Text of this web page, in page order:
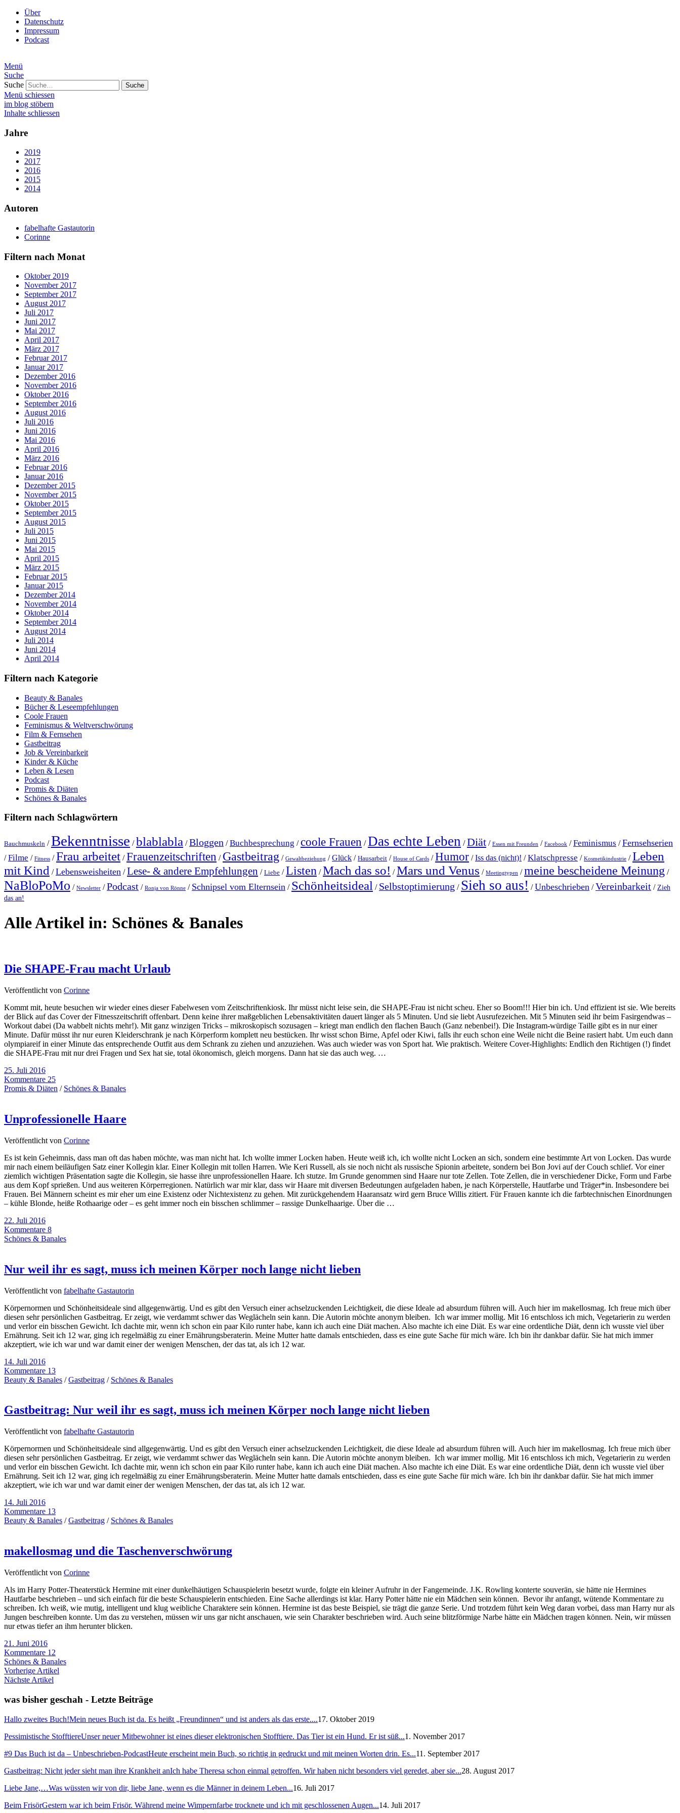
Über
Datenschutz
Impressum
Podcast
Menü
Suche
Suche
Menü schiessen
im blog stöbern
Inhalte schliessen
Jahre
2019
2017
2016
2015
2014
Autoren
fabelhafte Gastautorin
Corinne
Filtern nach Monat
Oktober 2019
November 2017
September 2017
August 2017
Juli 2017
Juni 2017
Mai 2017
April 2017
März 2017
Februar 2017
Januar 2017
Dezember 2016
November 2016
Oktober 2016
September 2016
August 2016
Juli 2016
Juni 2016
Mai 2016
April 2016
März 2016
Februar 2016
Januar 2016
Dezember 2015
November 2015
Oktober 2015
September 2015
August 2015
Juli 2015
Juni 2015
Mai 2015
April 2015
März 2015
Februar 2015
Januar 2015
Dezember 2014
November 2014
Oktober 2014
September 2014
August 2014
Juli 2014
Juni 2014
April 2014
Filtern nach Kategorie
Beauty & Banales
Bücher & Leseempfehlungen
Coole Frauen
Feminismus & Weltverschwörung
Film & Fernsehen
Gastbeitrag
Job & Vereinbarkeit
Kinder & Küche
Leben & Lesen
Podcast
Promis & Diäten
Schönes & Banales
Filtern nach Schlagwörtern
Bauchmuskeln /Bekenntnisse /blablabla /Bloggen /Buchbesprechung /coole Frauen /Das echte Leben /Diät / Essen mit Freunden / Facebook /Feminismus /Fernsehserien
/Filme / Fitness /Frau arbeitet /Frauenzeitschriften / Gastbeitrag / Gewaltbeziehung /Glück / Hausarbeit / House of Cards /Humor /Iss das (nicht)! /Klatschpresse / Kosmetikindustrie /Leben
mit Kind /Lebensweisheiten /Lese- & andere Empfehlungen / Liebe /Listen /Mach das so! /Mars und Venus / Meetingtypen /meine bescheidene Meinung /
NaBloPoMo / Newsletter /Podcast / Ronja von Rönne / Schnipsel vom Elternsein / Schönheitsideal / Selbstoptimierung / Sieh so aus! /Unbeschrieben /Vereinbarkeit / Zieh
das an!
Alle Artikel in: Schönes & Banales
Die SHAPE-Frau macht Urlaub
Veröffentlicht von Corinne
Kommt mit, heute besuchen wir wieder eines dieser Fabelwesen vom Zeitschriftenkiosk. Ihr müsst nicht leise sein, die SHAPE-Frau ist nicht scheu. Eher so Boom!!! Hier bin ich. Und effizient ist sie. Wie bereits
der Blick auf das Cover der Fitnesszeitschrift offenbart. Denn keine ihrer maßgeblichen Lebensaktivitäten dauert länger als 5 Minuten. Und sie liebt Ausrufezeichen. Mit 5 Minuten seid ihr beim Fasirgendwas –
Workout dabei (Da wabbelt nichts mehr!). Mit ganz winzigen Tricks – mikroskopisch sozusagen – kriegt man endlich den flachen Bauch (Ganz nebenbei!). Die Instagram-würdige Taille gibt es in nur einer
Minute. Dafür müsst ihr nur euren Kleiderschrank je nach Körperform komplett neu bestücken. Ihr wisst schon Birne, Apfel oder Kiwi, falls ihr euch schon eine Weile nicht die Beine rasiert habt. Um euch dann
olympiareif in einer Minute das entsprechende Outfit aus dem Schrank zu ziehen und anzuziehen. Was auch wieder was von Sport hat. Wie praktisch. Weitere Cover-Highlights: Endlich den Richtigen (!) findet
die SHAPE-Frau mit nur drei Fragen und Sex hat sie, total ökonomisch, gleich morgens. Dann hat sie das auch weg. …
25. Juli 2016
Kommentare 25
Promis & Diäten / Schönes & Banales
Unprofessionelle Haare
Veröffentlicht von Corinne
Es ist kein Geheimnis, dass man oft das haben möchte, was man nicht hat. Ich wollte immer Locken haben. Heute weiß ich, ich wollte nicht Locken an sich, sondern eine bestimmte Art von Locken. Das wurde
mir nach einem beiläufigen Satz einer Kollegin klar. Einer Kollegin mit tollen Harren. Wie Keri Russell, als sie noch nicht als russische Spionin arbeitete, sondern bei Bon Jovi auf der Couch schlief. Vor einer
ziemlich wichtigen Präsentation sagte die Kollegin, sie hasse ihre unprofessionellen Haare. Ich stutze. Im Grunde genommen sind Haare nur tote Zellen. Tote Zellen, die in verschiedener Dicke, Form und Farbe
aus dem Kopf sprießen. Und aus weiteren Körperregionen. Natürlich war mir klar, dass wir Haare mit diversen Bedeutungen aufgeladen haben, je nach Körperstelle, Hautfarbe und Träger*in. Insbesondere bei
Frauen. Bei Männern scheint es mir eher um eine Existenz oder Nichtexistenz zu gehen. Mit zurückgehendem Haaransatz wird gern Bruce Willis zitiert. Für Frauen kannte ich die farbtechnischen Einordnungen
– kühle Blonde, heiße Rothaarige oder – es geht immer noch ein bisschen schlimmer – rassige Dunkelhaarige. Über die …
22. Juli 2016
Kommentare 8
Schönes & Banales
Nur weil ihr es sagt, muss ich meinen Körper noch lange nicht lieben
Veröffentlicht von fabelhafte Gastautorin
Körpernormen und Schönheitsideale sind allgegenwärtig. Und es gibt den Versuch einer achselzuckenden Leichtigkeit, die diese Ideale ad absurdum führen will. Auch hier im makellosmag. Ich freue mich über
diesen sehr persönlichen Gastbeitrag. Er zeigt, wie verdammt schwer das Weglächeln sein kann. Die Autorin möchte anonym bleiben. Ich war immer mollig. Mit 16 entschloss ich mich, Vegetarierin zu werden
und verlor ein bisschen Gewicht. Ich dachte mir, wenn ich schon ein paar Kilo runter habe, kann ich auch eine Diät machen. Also machte ich eine Diät. Es war eine ordentliche Diät, denn ich wusste viel über
Ernährung. Seit ich 12 war, ging ich regelmäßig zu einer Ernährungsberaterin. Meine Mutter hatte damals entschieden, dass es eine gute Sache für mich wäre. Ich bin ihr dankbar dafür. Sie hat mich immer
akzeptiert, wie ich war und war damit einer der wenigen Menschen, der das tat, als ich 12 war.
14. Juli 2016
Kommentare 13
Beauty & Banales /Gastbeitrag / Schönes & Banales
Gastbeitrag: Nur weil ihr es sagt, muss ich meinen Körper noch lange nicht lieben
Veröffentlicht von fabelhafte Gastautorin
Körpernormen und Schönheitsideale sind allgegenwärtig. Und es gibt den Versuch einer achselzuckenden Leichtigkeit, die diese Ideale ad absurdum führen will. Auch hier im makellosmag. Ich freue mich über
diesen sehr persönlichen Gastbeitrag. Er zeigt, wie verdammt schwer das Weglächeln sein kann. Die Autorin möchte anonym bleiben. Ich war immer mollig. Mit 16 entschloss ich mich, Vegetarierin zu werden
und verlor ein bisschen Gewicht. Ich dachte mir, wenn ich schon ein paar Kilo runter habe, kann ich auch eine Diät machen. Also machte ich eine Diät. Es war eine ordentliche Diät, denn ich wusste viel über
Ernährung. Seit ich 12 war, ging ich regelmäßig zu einer Ernährungsberaterin. Meine Mutter hatte damals entschieden, dass es eine gute Sache für mich wäre. Ich bin ihr dankbar dafür. Sie hat mich immer
akzeptiert, wie ich war und war damit einer der wenigen Menschen, der das tat, als ich 12 war.
14. Juli 2016
Kommentare 13
Beauty & Banales /Gastbeitrag / Schönes & Banales
makellosmag und die Taschenverschwörung
Veröffentlicht von Corinne
Als im Harry Potter-Theaterstück Hermine mit einer dunkelhäutigen Schauspielerin besetzt wurde, folgte ein kleiner Aufruhr in der Fangemeinde. J.K. Rowling konterte souverän, sie hätte nie Hermines
Hautfarbe beschrieben – und sich einfach für die beste Schauspielerin entschieden. Eine Sache allerdings ist klar. Harry Potter hätte nie ein Mädchen sein können. Bevor ihr anfangt, wütende Kommentare zu
schreiben. Ich weiß, wie mutig, intelligent und klug weibliche Charaktere sein können. Hermine ist das beste Beispiel, sie trägt die ganze Serie. Und trotzdem führt kein Weg daran vorbei, dass man Harry nur als
Jungen beschreiben konnte. Um das zu verstehen, müssen wir uns gar nicht anschauen, wie sein Charakter beschrieben wird. Auch seine blitzförmige Narbe hätte ein Mädchen tragen können. Nein, wir müssen
nur etwas tiefer an ihm herunter blicken.
21. Juni 2016
Kommentare 12
Schönes & Banales
Vorherige Artikel
Nächste Artikel
was bisher geschah - Letzte Beiträge
Hallo zweites Buch!Mein neues Buch ist da. Es heißt „Freundinnen“ und ist anders als das erste....17. Oktober 2019
Pessimistische StofftiereUnser neuer Mitbewohner ist eines dieser elektronischen Stofftiere. Das Tier ist ein Hund. Er ist süß...1. November 2017
#9 Das Buch ist da – Unbeschrieben-PodcastHeute erscheint mein Buch, so richtig in gedruckt und mit meinen Worten drin. Es...11. September 2017
Gastbeitrag: Nicht jeder sieht man ihre Krankheit anIch habe Theresa schon einmal getroffen. Wir haben nicht besonders viel geredet, aber sie...28. August 2017
Liebe Jane,…Was wüssten wir von dir, liebe Jane, wenn es die Männer in deinem Leben...16. Juli 2017
Beim FrisörGestern war ich beim Frisör. Während meine Wimpernfarbe trocknete und ich mit geschlossenen Augen...14. Juli 2017